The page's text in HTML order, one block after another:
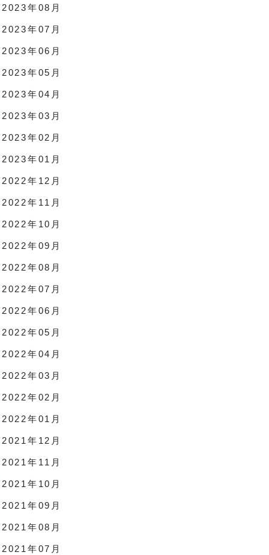
2023年08月
2023年07月
2023年06月
2023年05月
2023年04月
2023年03月
2023年02月
2023年01月
2022年12月
2022年11月
2022年10月
2022年09月
2022年08月
2022年07月
2022年06月
2022年05月
2022年04月
2022年03月
2022年02月
2022年01月
2021年12月
2021年11月
2021年10月
2021年09月
2021年08月
2021年07月